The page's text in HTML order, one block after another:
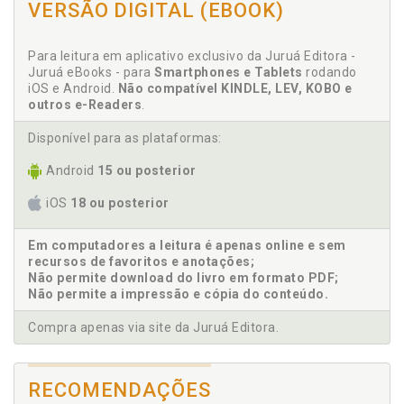
II Uma associação religiosa livre, p. 141
IV Alguns antecedentes do eticismo inglês, p. 146
V As Igrejas éticas, p. 150
VI O culto religioso da moralidade, p. 154
VII Espontaneidade e evolução da moralidade, p. 159
VIII Síntese do pensamento eticista, p. 162
IX O futuro do eticismo, p. 163
Associação religiosa livre, p. 141
B
Bela necessidade, p. 108
C
Caráter social da experiência moral, p. 38
Channing e Emerson, p. 53
Concórdia. A vida em Concórdia, p. 73
Confiança. A confiança em si mesmo, p. 104
Conformismo. Função social do não-conformismo, p.
111
Conformismo. Não-conformismo e obediência, p. 91
Costumes. A crítica dos costumes, p. 83
Crítica dos costumes, p. 83
VERSÃO DIGITAL (EBOOK)
Para leitura em aplicativo exclusivo da Juruá Editora -
Juruá eBooks - para Smartphones e Tablets rodando
iOS e Android. Não compatível KINDLE, LEV, KOBO e
outros e-Readers.
Disponível para as plataformas:
Android 15 ou posterior
iOS 18 ou posterior
Em computadores a leitura é apenas online e sem
recursos de favoritos e anotações;
Não permite download do livro em formato PDF;
Não permite a impressão e cópia do conteúdo.
Compra apenas via site da Juruá Editora.
RECOMENDAÇÕES